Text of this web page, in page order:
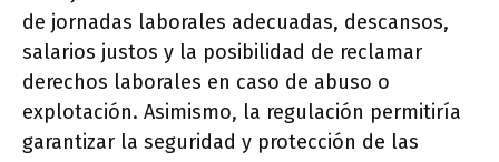
de jornadas laborales adecuadas, descansos,
salarios justos y la posibilidad de reclamar
derechos laborales en caso de abuso o
explotación. Asimismo, la regulación permitiría
garantizar la seguridad y protección de las